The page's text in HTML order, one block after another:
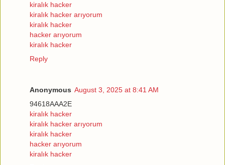
kiralık hacker
kiralık hacker arıyorum
kiralık hacker
hacker arıyorum
kiralık hacker
Reply
Anonymous August 3, 2025 at 8:41 AM
94618AAA2E
kiralık hacker
kiralık hacker arıyorum
kiralık hacker
hacker arıyorum
kiralık hacker